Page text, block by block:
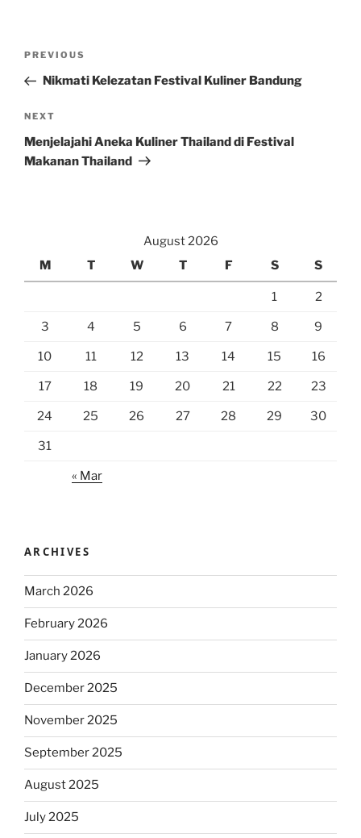
Previous
Post
PREVIOUS
Nikmati Kelezatan Festival Kuliner Bandung
Next
Post
NEXT
Menjelajahi Aneka Kuliner Thailand di Festival
Makanan Thailand
August 2026
M
T W T F S S
1 2
3 4 5 6 7 8 9
10 11 12 13 14 15 16
17 18 19 20 21 22 23
24 25 26 27 28 29 30
31
« Mar
ARCHIVES
March 2026
February 2026
January 2026
December 2025
November 2025
September 2025
August 2025
July 2025